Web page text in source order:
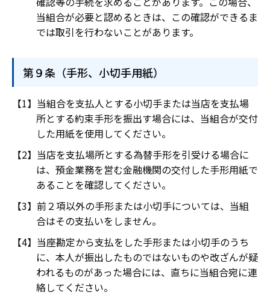
当組合が必要と認めるときは、この確認ができるま
では取引を行わないことがあります。
第９条（手形、小切手用紙）
当組合を支払人とする小切手または当店を支払場
所とする約束手形を振出す場合には、当組合が交付
した用紙を使用してください。
当店を支払場所とする為替手形を引受ける場合に
は、預金業務を営む金融機関の交付した手形用紙で
あることを確認してください。
前２項以外の手形または小切手については、当組
合はその支払いをしません。
当座勘定から支払をした手形または小切手のうち
に、本人が振出したものではないものや改ざんが疑
われるものがあった場合には、直ちに当組合宛に連
絡してください。